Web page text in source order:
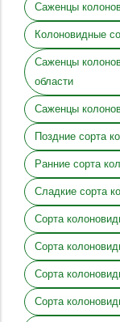
Саженцы
Колоновидные
Саженцы
области
Саженцы
Поздние сорта
Ранние сорта
Сладкие сорта
Сорта
Сорта
Сорта
Сорта